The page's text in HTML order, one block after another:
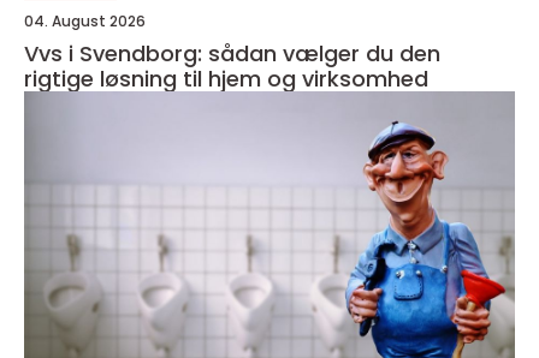
04. August 2026
Vvs i Svendborg: sådan vælger du den
rigtige løsning til hjem og virksomhed